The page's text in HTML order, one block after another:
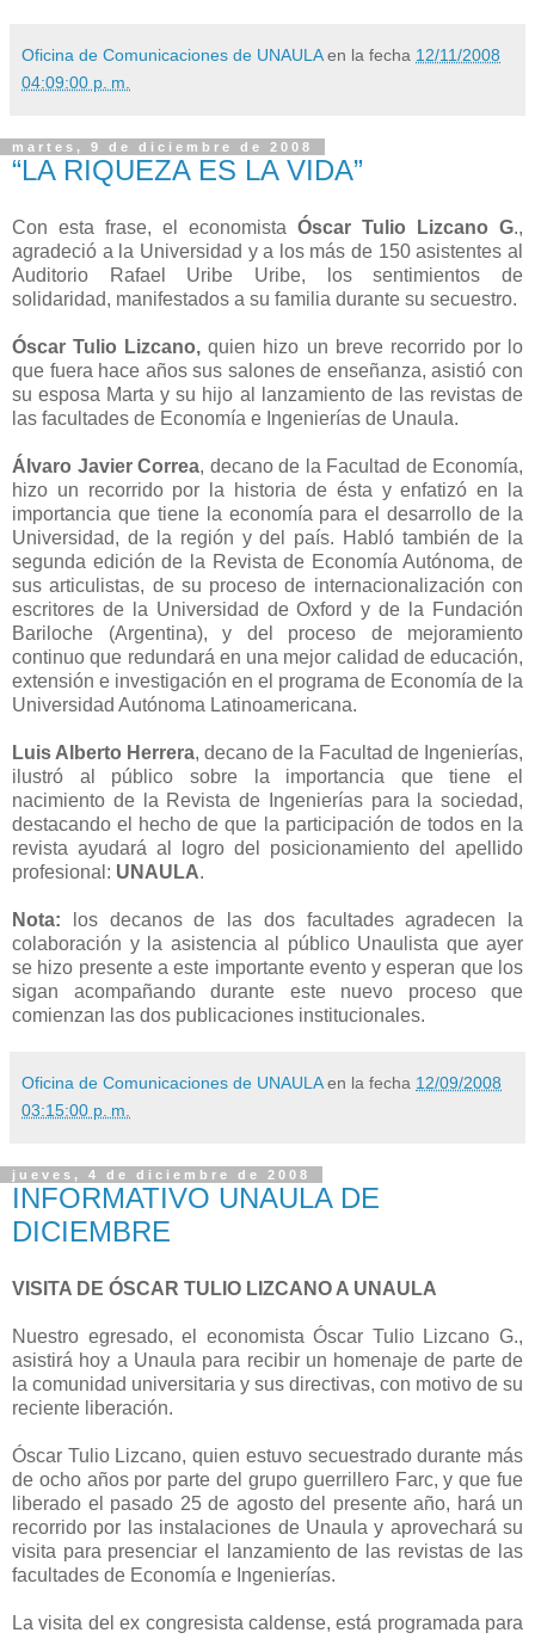
Oficina de Comunicaciones de UNAULA en la fecha 12/11/2008
04:09:00 p. m.
martes, 9 de diciembre de 2008
“LA RIQUEZA ES LA VIDA”
Con esta frase, el economista Óscar Tulio Lizcano G.,
agradeció a la Universidad y a los más de 150 asistentes al
Auditorio Rafael Uribe Uribe, los sentimientos de
solidaridad, manifestados a su familia durante su secuestro.
Óscar Tulio Lizcano, quien hizo un breve recorrido por lo
que fuera hace años sus salones de enseñanza, asistió con
su esposa Marta y su hijo al lanzamiento de las revistas de
las facultades de Economía e Ingenierías de Unaula.
Álvaro Javier Correa, decano de la Facultad de Economía,
hizo un recorrido por la historia de ésta y enfatizó en la
importancia que tiene la economía para el desarrollo de la
Universidad, de la región y del país. Habló también de la
segunda edición de la Revista de Economía Autónoma, de
sus articulistas, de su proceso de internacionalización con
escritores de la Universidad de Oxford y de la Fundación
Bariloche (Argentina), y del proceso de mejoramiento
continuo que redundará en una mejor calidad de educación,
extensión e investigación en el programa de Economía de la
Universidad Autónoma Latinoamericana.
Luis Alberto Herrera, decano de la Facultad de Ingenierías,
ilustró al público sobre la importancia que tiene el
nacimiento de la Revista de Ingenierías para la sociedad,
destacando el hecho de que la participación de todos en la
revista ayudará al logro del posicionamiento del apellido
profesional: UNAULA.
Nota: los decanos de las dos facultades agradecen la
colaboración y la asistencia al público Unaulista que ayer
se hizo presente a este importante evento y esperan que los
sigan acompañando durante este nuevo proceso que
comienzan las dos publicaciones institucionales.
Oficina de Comunicaciones de UNAULA en la fecha 12/09/2008
03:15:00 p. m.
jueves, 4 de diciembre de 2008
INFORMATIVO UNAULA DE
DICIEMBRE
VISITA DE ÓSCAR TULIO LIZCANO A UNAULA
Nuestro egresado, el economista Óscar Tulio Lizcano G.,
asistirá hoy a Unaula para recibir un homenaje de parte de
la comunidad universitaria y sus directivas, con motivo de su
reciente liberación.
Óscar Tulio Lizcano, quien estuvo secuestrado durante más
de ocho años por parte del grupo guerrillero Farc, y que fue
liberado el pasado 25 de agosto del presente año, hará un
recorrido por las instalaciones de Unaula y aprovechará su
visita para presenciar el lanzamiento de las revistas de las
facultades de Economía e Ingenierías.
La visita del ex congresista caldense, está programada para